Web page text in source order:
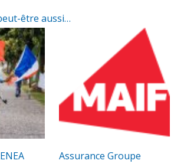
être aussi…
Assurance Groupe